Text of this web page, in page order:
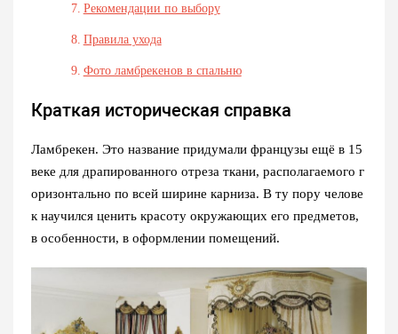
Рекомендации по выбору
Правила ухода
Фото ламбрекенов в спальню
Краткая историческая справка
Ламбрекен. Это название придумали французы ещё в 15
веке для драпированного отреза ткани, располагаемого г
оризонтально по всей ширине карниза. В ту пору челове
к научился ценить красоту окружающих его предметов,
в особенности, в оформлении помещений.